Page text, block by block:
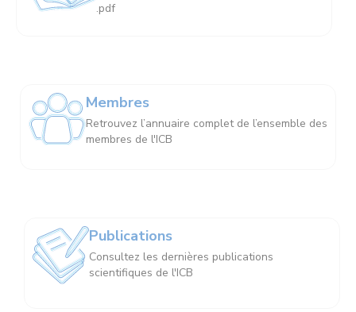
.pdf
Membres
Retrouvez l’annuaire complet de l’ensemble des
membres de l'ICB
Publications
Consultez les dernières publications
scientifiques de l'ICB